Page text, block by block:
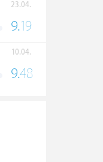
23.04.
9.19
10.04.
9.48